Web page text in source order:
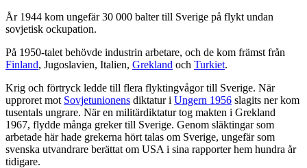
År 1944 kom ungefär 30 000 balter till Sverige på flykt undan
sovjetisk ockupation.
På 1950-talet behövde industrin arbetare, och de kom främst från
Finland, Jugoslavien, Italien, Grekland och Turkiet.
Krig och förtryck ledde till flera flyktingvågor till Sverige. När
upproret mot Sovjetunionens diktatur i Ungern 1956 slagits ner kom
tusentals ungrare. När en militärdiktatur tog makten i Grekland
1967, flydde många greker till Sverige. Genom släktingar som
arbetade här hade grekerna hört talas om Sverige, ungefär som
svenska utvandrare berättat om USA i sina rapporter hem hundra år
tidigare.